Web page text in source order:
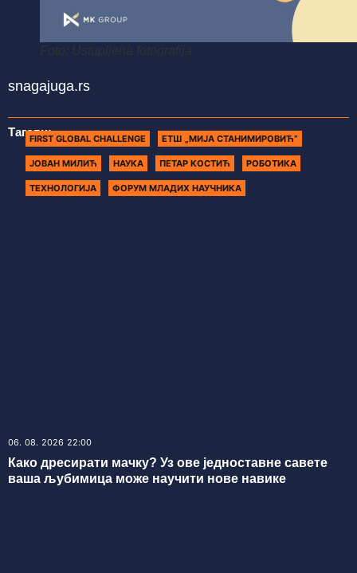
Foto: Ustupljena fotografija
snagajuga.rs
Тагови:FIRST GLOBAL CHALLENGE ЕТШ „МИЈА СТАНИМИРОВИЋ“
ЈОВАН МИЛИЋ НАУКА ПЕТАР КОСТИЋ РОБОТИКА
ТЕХНОЛОГИЈА ФОРУМ МЛАДИХ НАУЧНИКА
06. 08. 2026 22:00
Како дресирати мачку? Уз ове једноставне савете
ваша љубимица може научити нове навике